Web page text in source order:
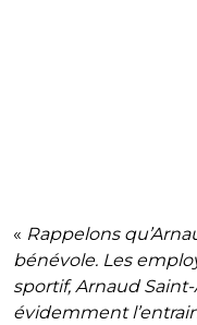
« Rappelons
bénévole. Les
sportif, Arnaud
évidemment